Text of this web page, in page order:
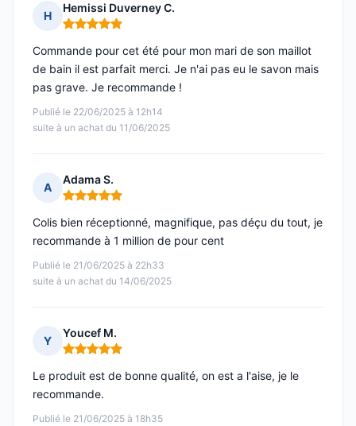
H
Hemissi Duverney C.
Note : 5 sur 5
Publié le 22/06/2025 à 12h14
suite à un achat du 11/06/2025
Commande pour cet été pour mon mari de son maillot
de bain il est parfait merci. Je n'ai pas eu le savon mais
pas grave. Je recommande !
A
Adama S.
Note : 5 sur 5
Publié le 21/06/2025 à 22h33
suite à un achat du 14/06/2025
Colis bien réceptionné, magnifique, pas déçu du tout, je
recommande à 1 million de pour cent
Y
Youcef M.
Note : 5 sur 5
Publié le 21/06/2025 à 18h35
Le produit est de bonne qualité, on est a l'aise, je le
recommande.